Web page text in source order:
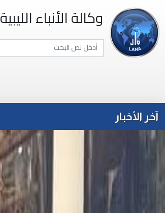
وكالة الأنباء الليبية
آخر الأخبار